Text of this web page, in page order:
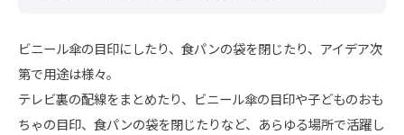
ビニール傘の目印にしたり、食パンの袋を閉じたり、アイデア次
第で用途は様々。
テレビ裏の配線をまとめたり、ビニール傘の目印や子どものおも
ちゃの目印、食パンの袋を閉じたりなど、あらゆる場所で活躍し